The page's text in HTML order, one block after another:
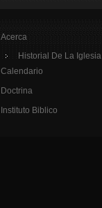
Acerca
Historial De La Iglesia
Calendario
Doctrina
Instituto Biblico